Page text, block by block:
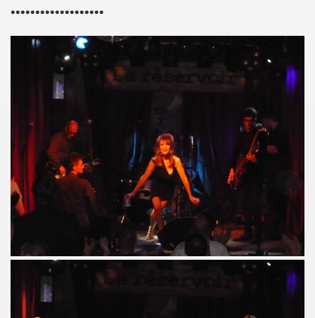
•••••••••••••••••••
au 11 fevrier 2019 a Paris pour l enregistrement de
17 septembre 2018 a Paris.
en août 2018 pour rendre visite a MARIE FRANCE.
du 29 juin au 8 juillet 2018 pour le tournage du film
Duvall", "39 de fievre") : interview dans "La Gazette du
("Les rocks les plus terribles"), BOBBIE
auteur de huit textes de l album "JOHNNY,
19 fevrier 2018 a Paris.
de MARIE FRANCE (avec STAIV GENTIS) par